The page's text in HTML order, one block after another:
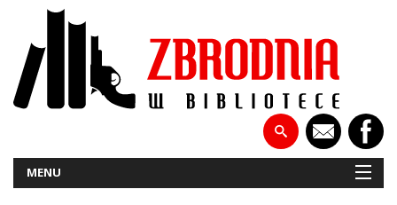
MENU